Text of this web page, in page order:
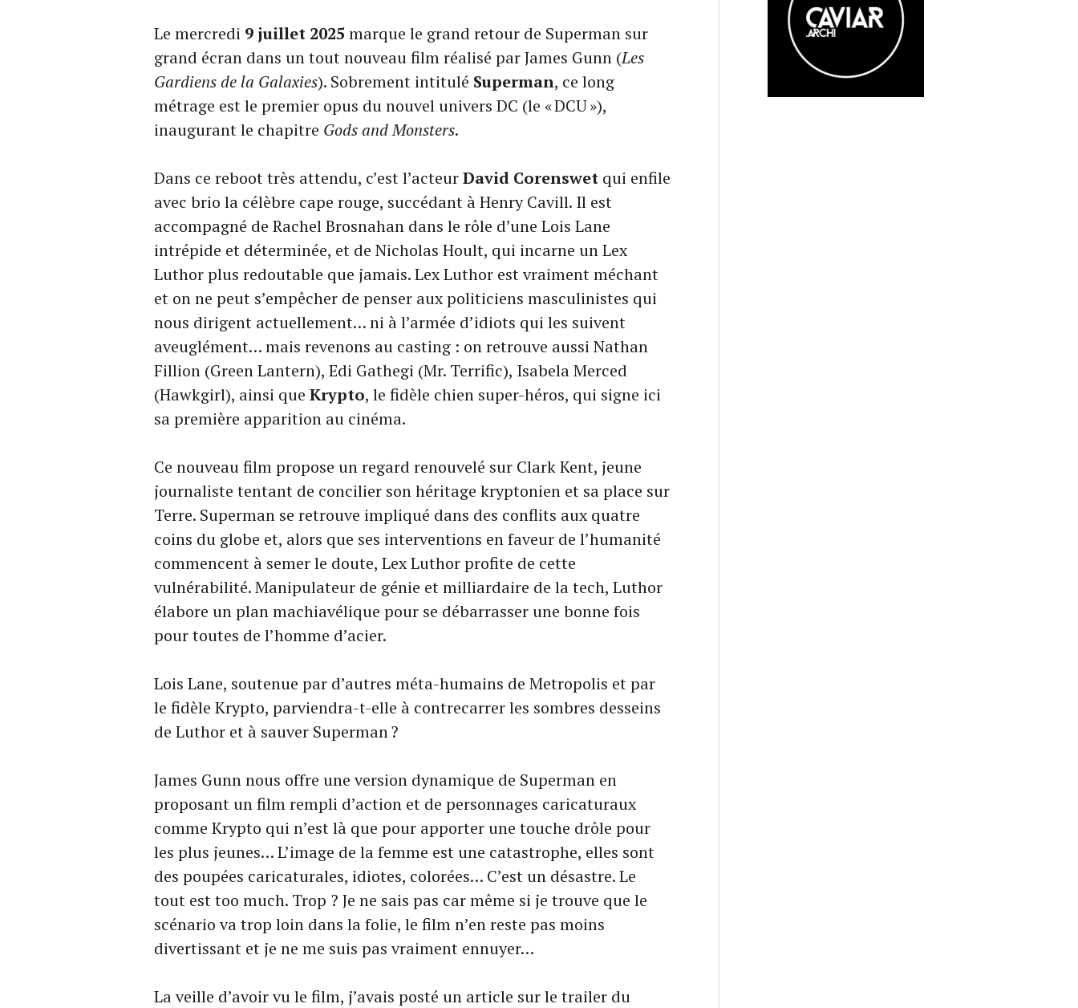
Le mercredi 9 juillet 2025 marque le grand retour de Superman sur
grand écran dans un tout nouveau film réalisé par James Gunn (Les
Gardiens de la Galaxies). Sobrement intitulé Superman, ce long
métrage est le premier opus du nouvel univers DC (le « DCU »),
inaugurant le chapitre Gods and Monsters.
Dans ce reboot très attendu, c’est l’acteurDavid Corenswet qui enfile
avec brio la célèbre cape rouge, succédant à Henry Cavill. Il est
accompagné de Rachel Brosnahan dans le rôle d’une Lois Lane
intrépide et déterminée, et de Nicholas Hoult, qui incarne un Lex
Luthor plus redoutable que jamais. Lex Luthor est vraiment méchant
et on ne peut s’empêcher de penser aux politiciens masculinistes qui
nous dirigent actuellement… ni à l’armée d’idiots qui les suivent
aveuglément… mais revenons au casting : on retrouve aussi Nathan
Fillion (Green Lantern), Edi Gathegi (Mr. Terrific), Isabela Merced
(Hawkgirl), ainsi que Krypto, le fidèle chien super-héros, qui signe ici
sa première apparition au cinéma.
Ce nouveau film propose un regard renouvelé sur Clark Kent, jeune
journaliste tentant de concilier son héritage kryptonien et sa place sur
Terre. Superman se retrouve impliqué dans des conflits aux quatre
coins du globe et, alors que ses interventions en faveur de l’humanité
commencent à semer le doute, Lex Luthor profite de cette
vulnérabilité. Manipulateur de génie et milliardaire de la tech, Luthor
élabore un plan machiavélique pour se débarrasser une bonne fois
pour toutes de l’homme d’acier.
Lois Lane, soutenue par d’autres méta-humains de Metropolis et par
le fidèle Krypto, parviendra-t-elle à contrecarrer les sombres desseins
de Luthor et à sauver Superman ?
James Gunn nous offre une version dynamique de Superman en
proposant un film rempli d’action et de personnages caricaturaux
comme Krypto qui n’est là que pour apporter une touche drôle pour
les plus jeunes… L’image de la femme est une catastrophe, elles sont
des poupées caricaturales, idiotes, colorées… C’est un désastre. Le
tout est too much. Trop ? Je ne sais pas car même si je trouve que le
scénario va trop loin dans la folie, le film n’en reste pas moins
divertissant et je ne me suis pas vraiment ennuyer…
La veille d’avoir vu le film, j’avais posté un article sur le trailer du